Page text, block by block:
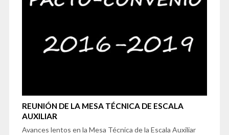
REUNIÓN DE LA MESA TÉCNICA DE ESCALA
AUXILIAR
Avances lentos en la Mesa Técnica de la Escala Auxiliar